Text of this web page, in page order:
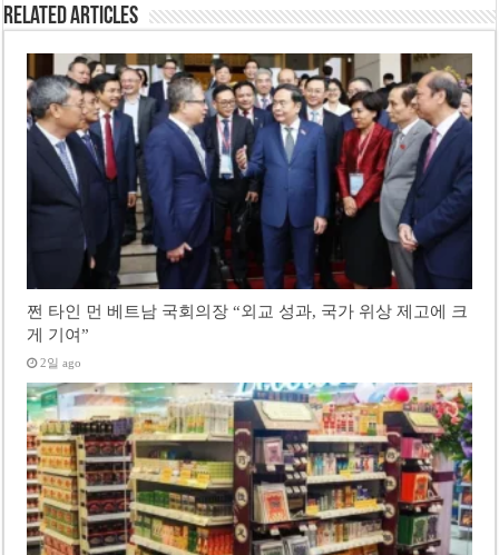
Related Articles
쩐 타인 먼 베트남 국회의장 “외교 성과, 국가 위상 제고에 크
게 기여”
2일 ago